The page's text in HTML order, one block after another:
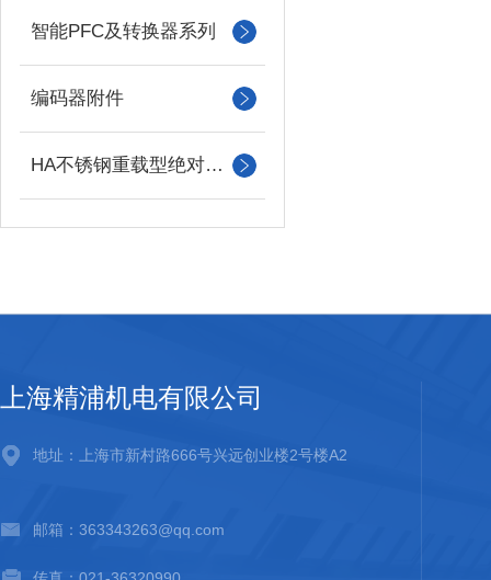
智能PFC及转换器系列
编码器附件
HA不锈钢重载型绝对值编码器
上海精浦机电有限公司
地址：上海市新村路666号兴远创业楼2号楼A2
邮箱：363343263@qq.com